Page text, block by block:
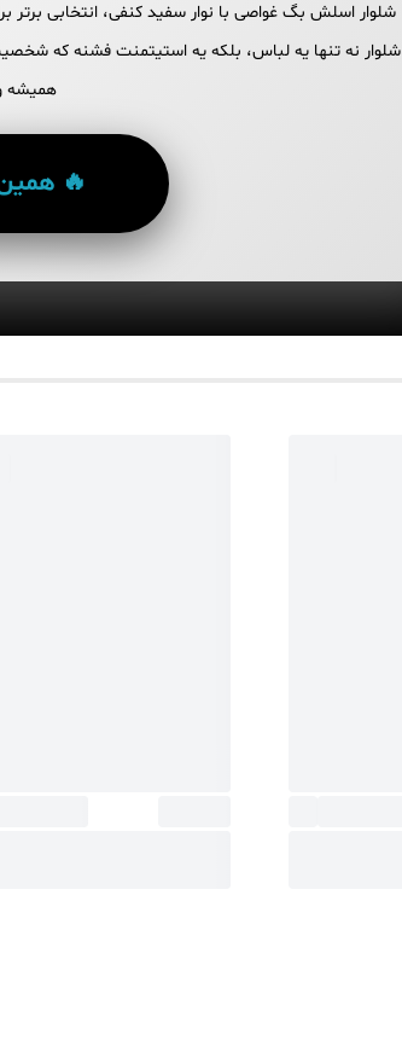
شلوار اسلش بگ غواصی با نوار سفید کنفی، انتخابی برتر
شلوار نه تنها یه لباس، بلکه یه استیتمنت فشنه که
همیشه
🔥